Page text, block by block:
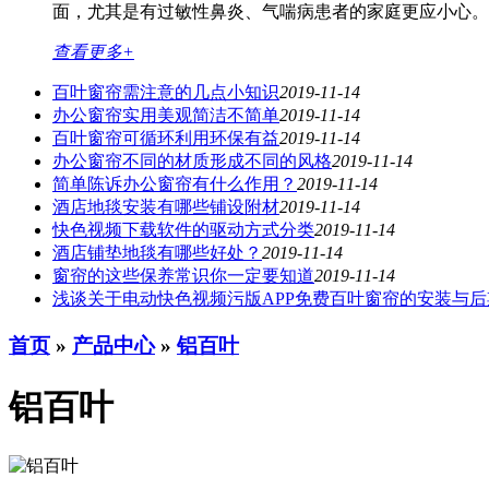
面，尤其是有过敏性鼻炎、气喘病患者的家庭更应小心
查看更多+
百叶窗帘需注意的几点小知识2019-11-14
办公窗帘​实用美观简洁不简单​​2019-11-14
百叶窗帘可循环利用环保有益2019-11-14
办公窗帘不同的材质形成不同的风格2019-11-14
简单陈诉办公窗帘有什么作用？ 2019-11-14
酒店地毯安装有哪些铺设附材2019-11-14
快色视频下载软件的驱动方式分类2019-11-14
酒店铺垫地毯有哪些好处？ 2019-11-14
窗帘的这些保养常识你一定要知道2019-11-14
浅谈关于电动快色视频污版APP免费百叶窗帘的安装与
首页 » 产品中心»铝百叶
铝百叶